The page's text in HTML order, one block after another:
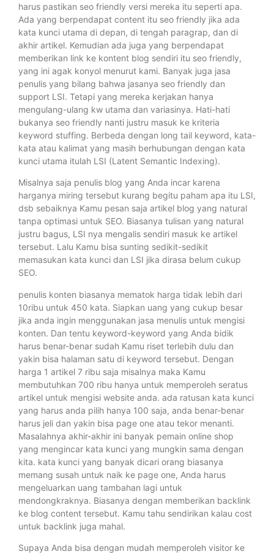
harus pastikan seo friendly versi mereka itu seperti apa.
Ada yang berpendapat content itu seo friendly jika ada
kata kunci utama di depan, di tengah paragrap, dan di
akhir artikel. Kemudian ada juga yang berpendapat
memberikan link ke kontent blog sendiri itu seo friendly,
yang ini agak konyol menurut kami. Banyak juga jasa
penulis yang bilang bahwa jasanya seo friendly dan
support LSI. Tetapi yang mereka kerjakan hanya
mengulang-ulang kw utama dan variasinya. Hati-hati
bukanya seo friendly nanti justru masuk ke kriteria
keyword stuffing. Berbeda dengan long tail keyword, kata-
kata atau kalimat yang masih berhubungan dengan kata
kunci utama itulah LSI (Latent Semantic Indexing).
Misalnya saja penulis blog yang Anda incar karena
harganya miring tersebut kurang begitu paham apa itu LSI,
dsb sebaiknya Kamu pesan saja artikel blog yang natural
tanpa optimasi untuk SEO. Biasanya tulisan yang natural
justru bagus, LSI nya mengalis sendiri masuk ke artikel
tersebut. Lalu Kamu bisa sunting sedikit-sedikit
memasukan kata kunci dan LSI jika dirasa belum cukup
SEO.
penulis konten biasanya mematok harga tidak lebih dari
10ribu untuk 450 kata. Siapkan uang yang cukup besar
jika anda ingin menggunakan jasa menulis untuk mengisi
konten. Dan tentu keyword-keyword yang Anda bidik
harus benar-benar sudah Kamu riset terlebih dulu dan
yakin bisa halaman satu di keyword tersebut. Dengan
harga 1 artikel 7 ribu saja misalnya maka Kamu
membutuhkan 700 ribu hanya untuk memperoleh seratus
artikel untuk mengisi website anda. ada ratusan kata kunci
yang harus anda pilih hanya 100 saja, anda benar-benar
harus jeli dan yakin bisa page one atau tekor menanti.
Masalahnya akhir-akhir ini banyak pemain online shop
yang mengincar kata kunci yang mungkin sama dengan
kita. kata kunci yang banyak dicari orang biasanya
memang susah untuk naik ke page one, Anda harus
mengeluarkan uang tambahan lagi untuk
mendongkraknya. Biasanya dengan memberikan backlink
ke blog content tersebut. Kamu tahu sendirikan kalau cost
untuk backlink juga mahal.
Supaya Anda bisa dengan mudah memperoleh visitor ke